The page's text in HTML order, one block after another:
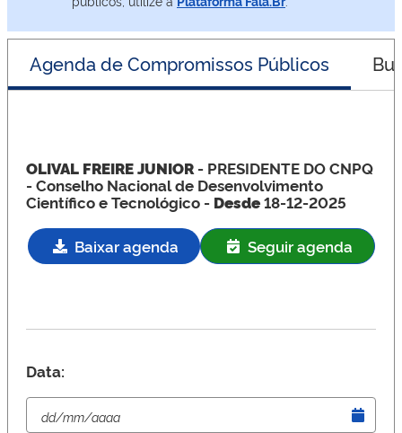
Agenda de Compromissos Públicos
OLIVAL FREIRE JUNIOR - PRESIDENTE DO CNPQ
- Conselho Nacional de Desenvolvimento
Científico e Tecnológico - Desde18-12-2025
Baixar agenda Seguir agenda
Data: